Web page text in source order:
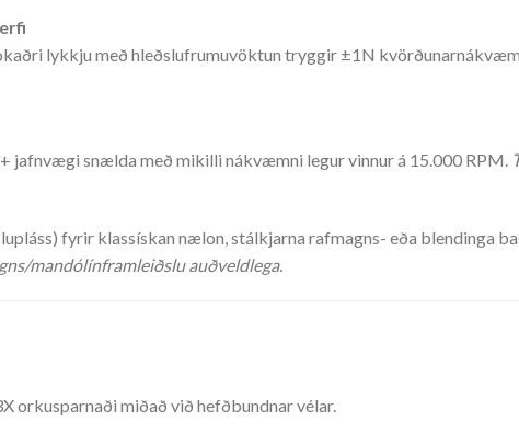
lykkju með hleðslufrumuvöktun tryggir ±1N
jafnvægi snælda með mikilli nákvæmni legur vinnur á 15.000 RPM.
fyrir klassískan nælon, stálkjarna rafmagns- eða blendinga
mandólínframleiðslu auðveldlega.
orkusparnaði miðað við hefðbundnar vélar.